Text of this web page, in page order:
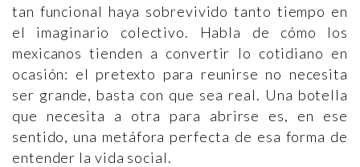
tan funcional haya sobrevivido tanto tiempo en
el imaginario colectivo. Habla de cómo los
mexicanos tienden a convertir lo cotidiano en
ocasión: el pretexto para reunirse no necesita
ser grande, basta con que sea real. Una botella
que necesita a otra para abrirse es, en ese
sentido, una metáfora perfecta de esa forma de
entender la vida social.